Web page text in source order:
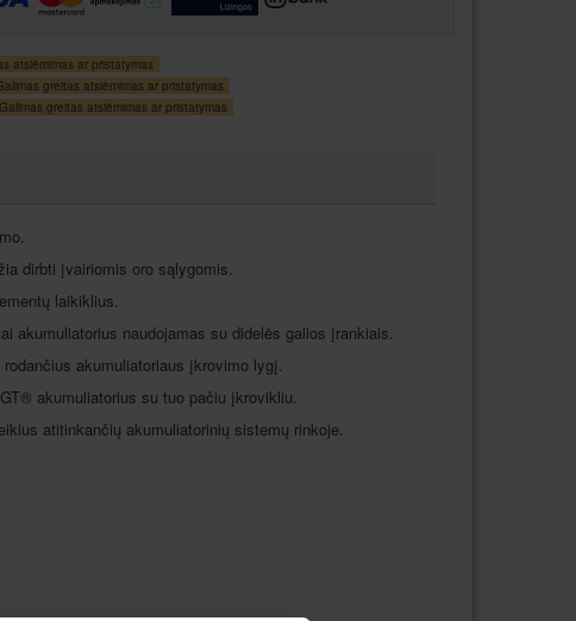
atsiėmimas ar pristatymas
greitas atsiėmimas ar pristatymas
Galimas greitas atsiėmimas ar pristatymas
dirbti įvairiomis oro sąlygomis.
laikiklius.
akumuliatorius naudojamas su didelės galios įrankiais.
akumuliatoriaus įkrovimo lygį.
akumuliatorius su tuo pačiu įkrovikliu.
atitinkančių akumuliatorinių sistemų rinkoje.